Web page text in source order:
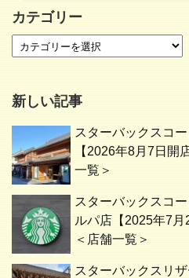
カテゴリー
新しい記事
スターバックスコ
【2026年8月7日開
一覧＞
スターバックスコ
ルパ店【2025年7
＜店舗一覧＞
スターバックスリ